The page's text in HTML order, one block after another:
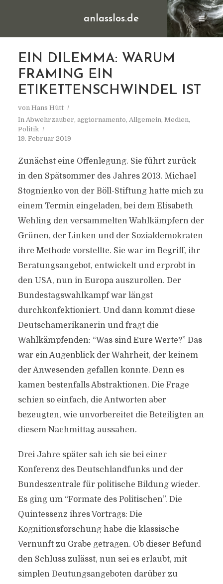
anlasslos.de
EIN DILEMMA: WARUM
FRAMING EIN
ETIKETTENSCHWINDEL IST
von Hans Hütt
In Abwehrzauber, aggiornamento, Allgemein, Medien,
Politik
19. Februar 2019
Zunächst eine Offenlegung. Sie führt zurück
in den Spätsommer des Jahres 2013. Michael
Stognienko von der Böll-Stiftung hatte mich zu
einem Termin eingeladen, bei dem Elisabeth
Wehling den versammelten Wahlkämpfern der
Grünen, der Linken und der Sozialdemokraten
ihre Methode vorstellte. Sie war im Begriff, ihr
Beratungsangebot, entwickelt und erprobt in
den USA, nun in Europa auszurollen. Der
Bundestagswahlkampf war längst
durchkonfektioniert. Und dann kommt diese
Deutschamerikanerin und fragt die
Wahlkämpfenden: “Was sind Eure Werte?” Das
war ein Augenblick der Wahrheit, der keinem
der Anwesenden gefallen konnte. Denn es
kamen bestenfalls Abstraktionen. Die Frage
schien so einfach, die Antworten aber
bezeugten, wie unvorbereitet die Beteiligten an
diesem Nachmittag aussahen.
Drei Jahre später sah ich sie bei einer
Konferenz des Deutschlandfunks und der
Bundeszentrale für politische Bildung wieder.
Es ging um “Formate des Politischen”. Die
Quintessenz ihres Vortrags: Die
Kognitionsforschung habe die klassische
Vernunft zu Grabe getragen. Ob dieser Befund
den Schluss zulässt, nun sei es erlaubt, mit
simplen Deutungsangeboten darüber zu